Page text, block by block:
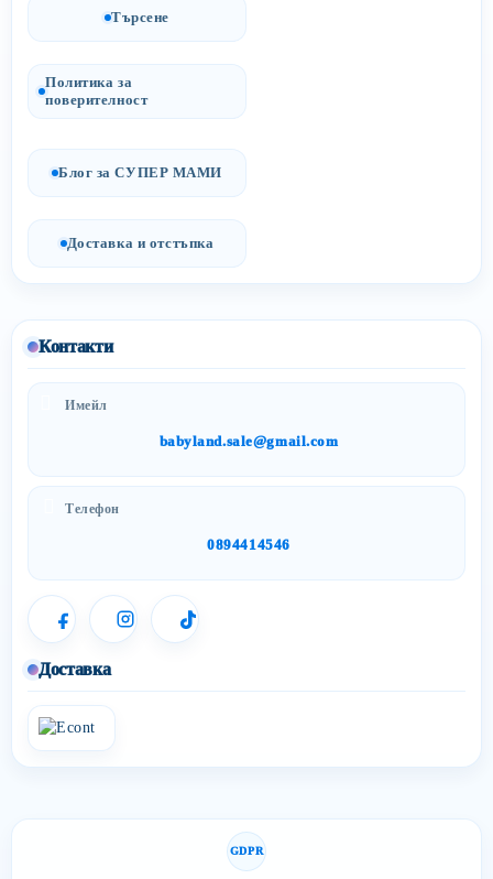
Търсене
Политика за
поверителност
Блог за СУПЕР МАМИ
Доставка и отстъпка
Контакти
Имейл
babyland.sale@gmail.com
Телефон
0894414546
Доставка
GDPR